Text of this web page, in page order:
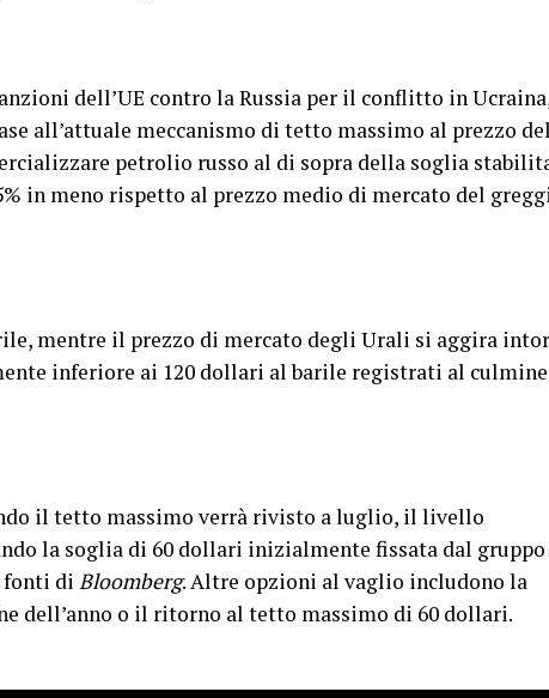
dell’UE contro la Russia per il conflitto in
all’attuale meccanismo di tetto massimo al prezzo del
petrolio russo al di sopra della soglia
in meno rispetto al prezzo medio di mercato del
mentre il prezzo di mercato degli Urali si aggira
inferiore ai 120 dollari al barile registrati al
il tetto massimo verrà rivisto a luglio, il livello
la soglia di 60 dollari inizialmente fissata dal gruppo
fonti di Bloomberg. Altre opzioni al vaglio includono la
dell’anno o il ritorno al tetto massimo di 60 dollari.